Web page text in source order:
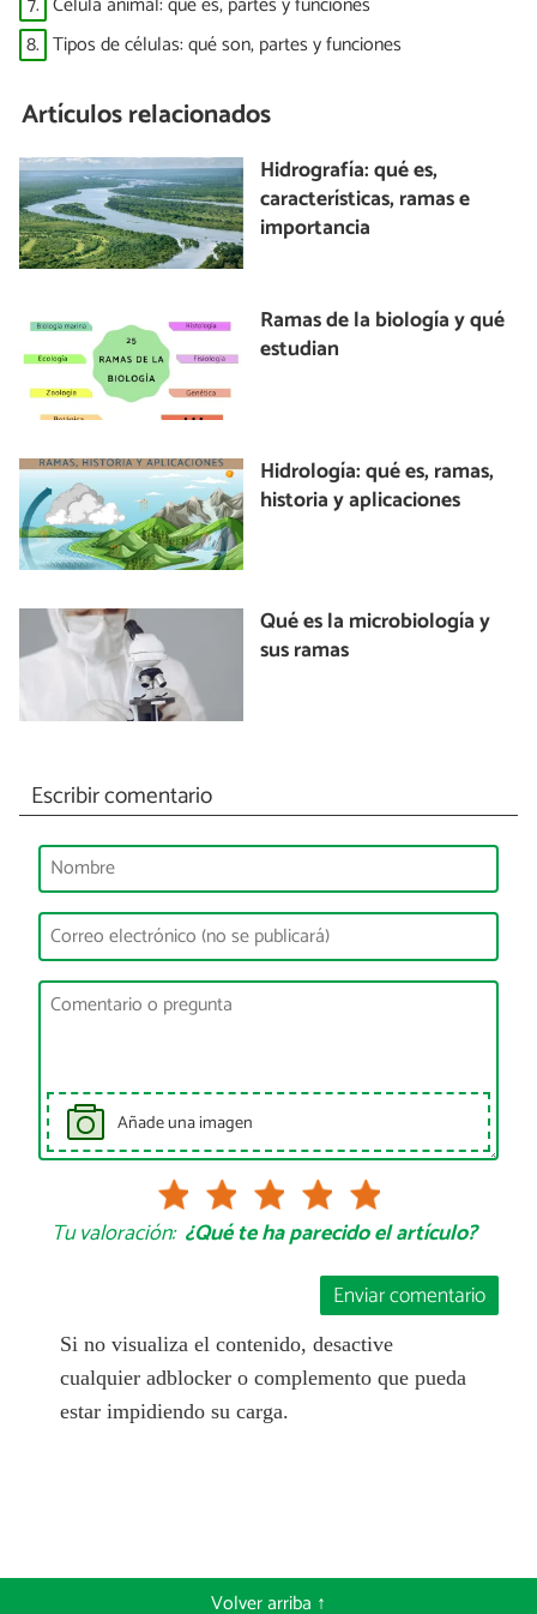
8. Tipos de células: qué son, partes y funciones
Artículos relacionados
Hidrografía: qué es,
características, ramas e
importancia
Ramas de la biología y qué
estudian
Hidrología: qué es, ramas,
historia y aplicaciones
Qué es la microbiología y
sus ramas
Escribir comentario
Añade una imagen
Tu valoración: ¿Qué te ha parecido el artículo?
Enviar comentario
Si no visualiza el contenido, desactive
cualquier adblocker o complemento que pueda
estar impidiendo su carga.
Volver arriba ↑